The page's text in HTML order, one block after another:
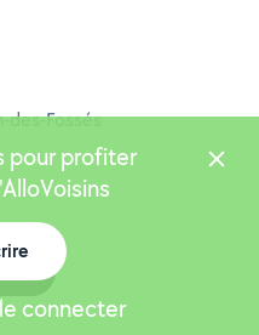
des-Fossés
pour profiter
connecter